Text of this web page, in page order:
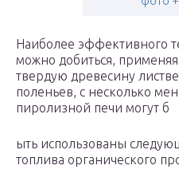
Наиболее эффективного
можно добиться, применяя
твердую древесину
поленьев, с несколько
пиролизной печи могут б
ыть использованы
топлива органического